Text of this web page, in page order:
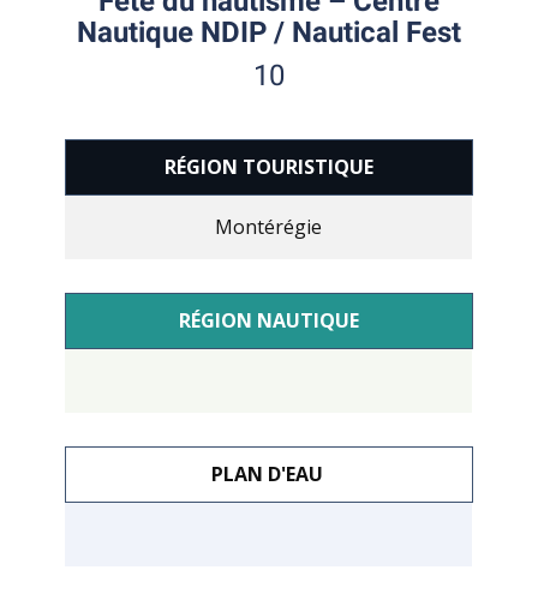
Nautique NDIP / Nautical Fest
10
RÉGION TOURISTIQUE
Montérégie
RÉGION NAUTIQUE
PLAN D'EAU